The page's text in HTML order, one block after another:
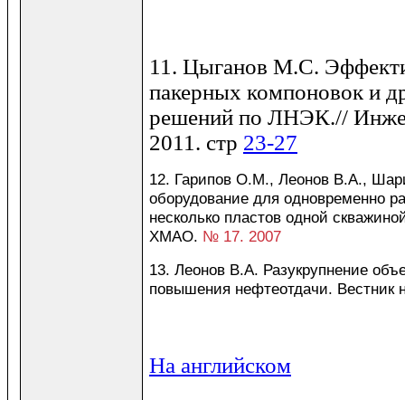
11. Цыганов М.С.
пакерных компоновок и
решений по ЛНЭК.//
2011. стр 23-27
12. Гарипов О.М., Леонов В.А.,
оборудование для одновременно
несколько пластов одной
ХМАО. № 17. 2007
13. Леонов В.А. Разукрупнение
повышения нефтеотдачи. Вестник
На английском